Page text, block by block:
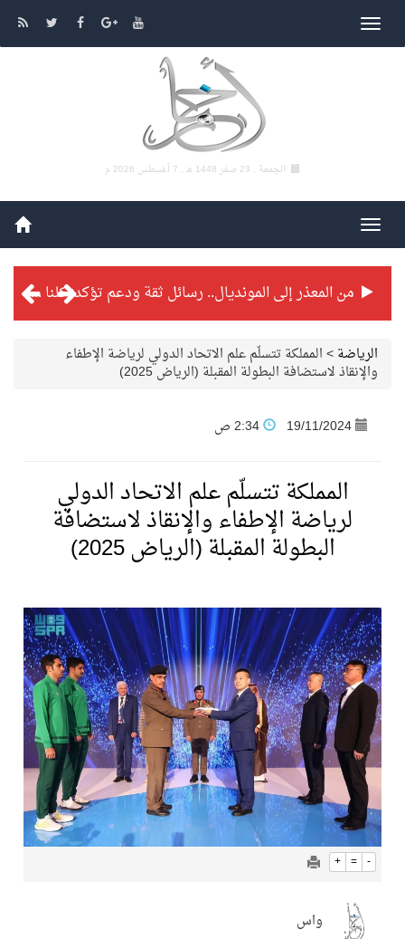
الجمعة , 23 صفر 1448 هـ , 7 أغسطس 2026 م
من المعذر إلى المونديال.. رسائل ثقة ودعم تؤكد: كلنا مع الأخضر
سيل الخير يروي ملاعب الكوكب
كأس العالم للرياضات الإلكترونية شاهد على ريادة المملكة والنهضة الشاملة فيها
كأس العالم للرياضات الإلكترونية: فريق Karmine Corp الفرنسي بطلًا لبطولة Rocket League
الرياضة>المملكة تتسلّم علم الاتحاد الدولي لرياضة الإطفاء
والإنقاذ لاستضافة البطولة المقبلة (الرياض 2025)
19/11/2024
المملكة تتسلّم علم الاتحاد الدولي
لرياضة الإطفاء والإنقاذ لاستضافة
البطولة المقبلة (الرياض 2025)
+ = -
واس